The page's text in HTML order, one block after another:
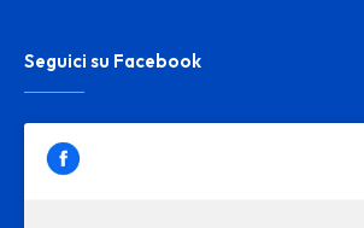
Seguici su Facebook